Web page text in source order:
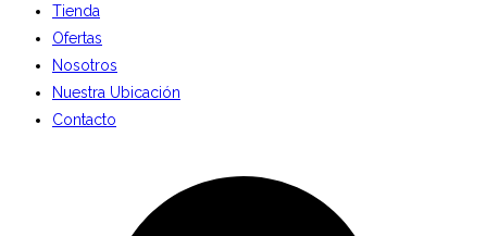
Tienda
Ofertas
Nosotros
Nuestra Ubicación
Contacto